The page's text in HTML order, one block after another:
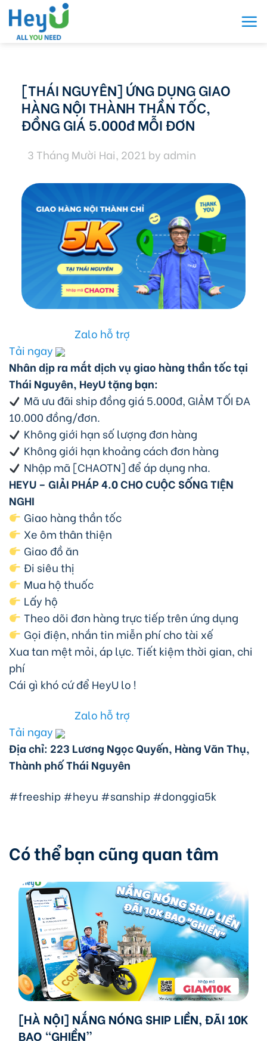
Skip
to
content
[THÁI NGUYÊN] ỨNG DỤNG GIAO
HÀNG NỘI THÀNH THẦN TỐC,
ĐỒNG GIÁ 5.000đ MỖI ĐƠN
3 Tháng Mười Hai, 2021 by admin
Tải ngay
Zalo hỗ trợ
Nhân dịp ra mắt dịch vụ giao hàng thần tốc tại
Thái Nguyên, HeyU tặng bạn:
Mã ưu đãi ship đồng giá 5.000đ, GIẢM TỐI ĐA
10.000 đồng/đơn.
Không giới hạn số lượng đơn hàng
Không giới hạn khoảng cách đơn hàng
Nhập mã [CHAOTN] để áp dụng nha.
HEYU – GIẢI PHÁP 4.0 CHO CUỘC SỐNG TIỆN
NGHI
Giao hàng thần tốc
Xe ôm thân thiện
Giao đồ ăn
Đi siêu thị
Mua hộ thuốc
Lấy hộ
Theo dõi đơn hàng trực tiếp trên ứng dụng
Gọi điện, nhắn tin miễn phí cho tài xế
Xua tan mệt mỏi, áp lực. Tiết kiệm thời gian, chi
phí
Cái gì khó cứ để HeyU lo !
Tải ngay
Zalo hỗ trợ
Địa chỉ: 223 Lương Ngọc Quyến, Hàng Văn Thụ,
Thành phố Thái Nguyên
#freeship #heyu #sanship #donggia5k
Có thể bạn cũng quan tâm
[HÀ NỘI] NẮNG NÓNG SHIP LIỀN, ĐÃI 10K
BAO “GHIỀN”